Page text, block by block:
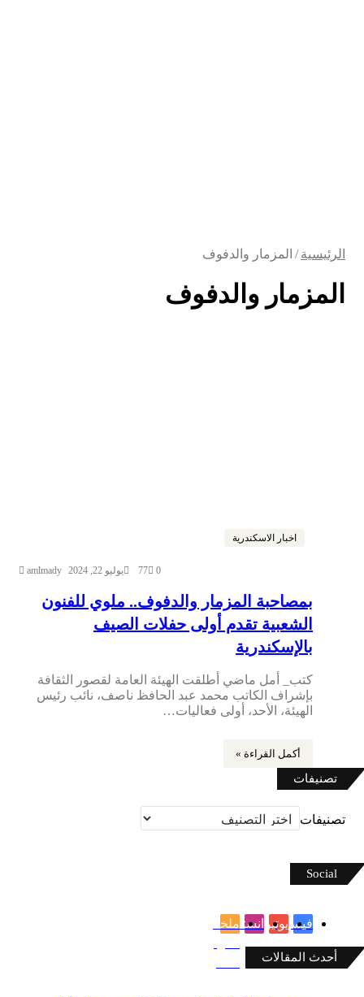
الرئيسية / المزمار والدفوف
المزمار والدفوف
اخبار الاسكندرية
amlmady يوليو 22, 2024 0
77
بمصاحبة المزمار والدفوف.. ملوي للفنون
الشعبية تقدم أولى حفلات الصيف
بالإسكندرية
كتب_ أمل ماضي أطلقت الهيئة العامة لقصور الثقافة
بإشراف الكاتب محمد عبد الحافظ ناصف، نائب رئيس
الهيئة، الأحد، أولى فعاليات…
أكمل القراءة »
تصنيفات
تصنيفات
Social
فيسبوكيوتيوبانستقرام
ملخص
أحدث المقالات